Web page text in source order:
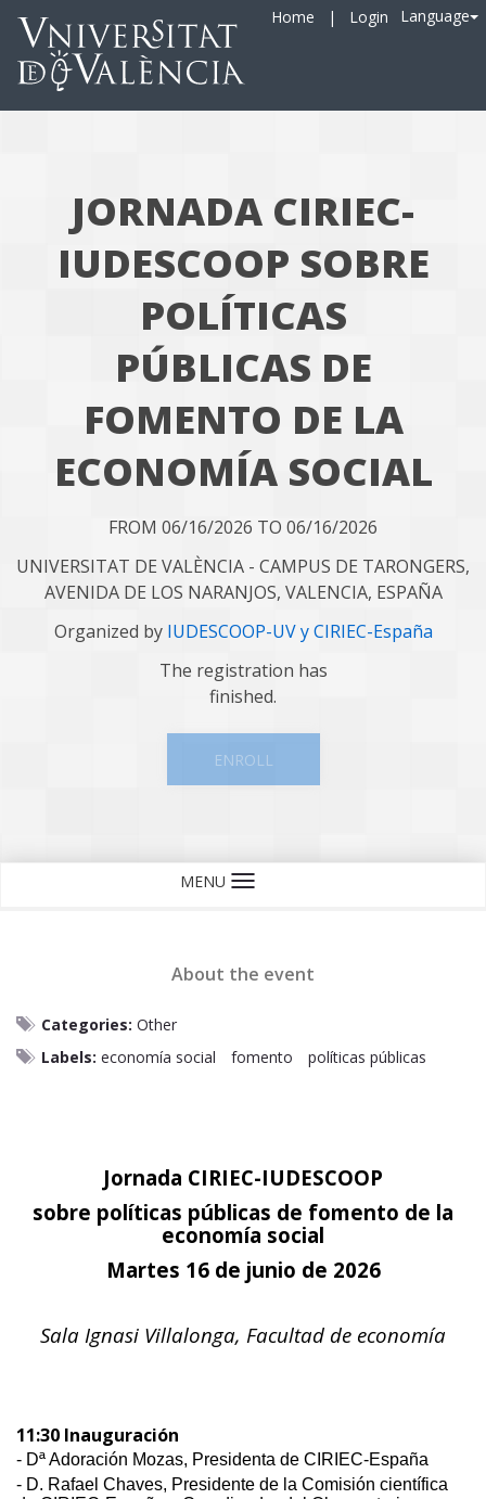
Home | Login Language
JORNADA CIRIEC-
IUDESCOOP SOBRE
POLÍTICAS
PÚBLICAS DE
FOMENTO DE LA
ECONOMÍA SOCIAL
FROM 06/16/2026 TO 06/16/2026
UNIVERSITAT DE VALÈNCIA - CAMPUS DE TARONGERS,
AVENIDA DE LOS NARANJOS, VALENCIA, ESPAÑA
Organized by IUDESCOOP-UV y CIRIEC-España
The registration has
finished.
ENROLL
MENU Language
About the event
Categories: Other
Labels: economía social fomento políticas públicas
Jornada CIRIEC-IUDESCOOP
sobre políticas públicas de fomento de la
economía social
Martes 16 de junio de 2026
Sala Ignasi Villalonga, Facultad de economía
11:30 Inauguración
- Dª Adoración Mozas, Presidenta de CIRIEC-España
- D. Rafael Chaves, Presidente de la Comisión científica